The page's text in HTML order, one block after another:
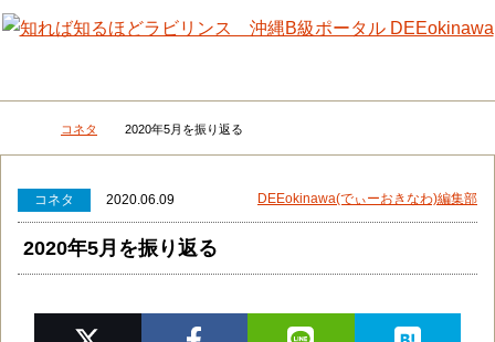
メニュー 検
DEEokinawaトップ
コネタ 2020年5月を振り返る
コネタ 2020.06.09 DEEokinawa(でぃーおきなわ)編集部
2020年5月を振り返る